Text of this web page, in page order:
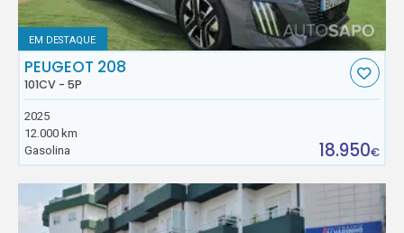
EM DESTAQUE
PEUGEOT 208
101CV - 5P
2025
12.000 km
Gasolina
18.950€